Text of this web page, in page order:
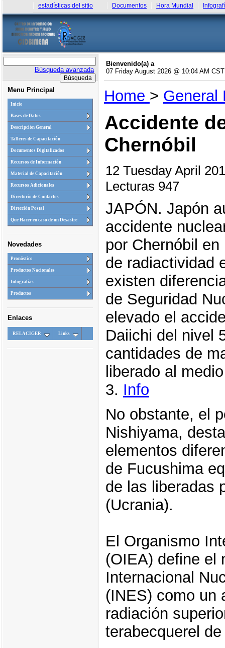
estadísticas del sitio Documentos Hora Mundial
Búsqueda avanzada
Menu Principal
Inicio
Bases de Datos
Descripción General
Talleres de Capacitación
Documentos Digitalizados
Recursos de Información
Material de Capacitación
Recursos Adicionales
Directorio de Contactos
Dirección Postal
Que Hacer en caso de un Desastre
Novedades
Pronóstico
Productos Nacionales
Infografias
Productos
Enlaces
RELACIGER Links
Bienvenido(a) a
07 Friday August 2026 @ 10:04 AM CST
Home > General
Accidente
Chernóbil
12 Tuesday April
Lecturas 947
JAPÓN. Japón
accidente
por Chernóbil
de radiactividad
existen
de Seguridad
elevado el
Daiichi del nivel
cantidades de
liberado al
3. Info
No obstante, el
Nishiyama,
elementos
de Fucushima
de las liberadas
(Ucrania).
El Organismo
(OIEA) define el
Internacional
(INES) como un
radiación
terabecquerel